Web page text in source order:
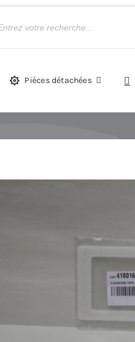
Pièces détachées